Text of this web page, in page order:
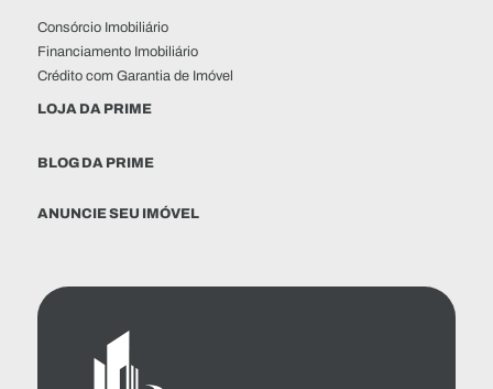
Consórcio Imobiliário
Financiamento Imobiliário
Crédito com Garantia de Imóvel
LOJA DA PRIME
BLOG DA PRIME
ANUNCIE SEU IMÓVEL